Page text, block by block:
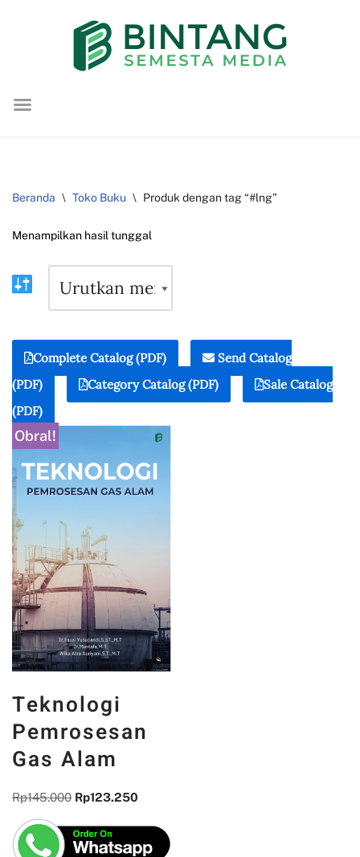
konten
Beranda \ Toko Buku \ Produk dengan tag “#lng”
Menampilkan hasil tunggal
Complete Catalog (PDF)
Send Catalog
(PDF)
Category Catalog (PDF)
Sale Catalog
(PDF)
Obral!
Teknologi
Pemrosesan
Gas Alam
Rp145.000 Rp123.250